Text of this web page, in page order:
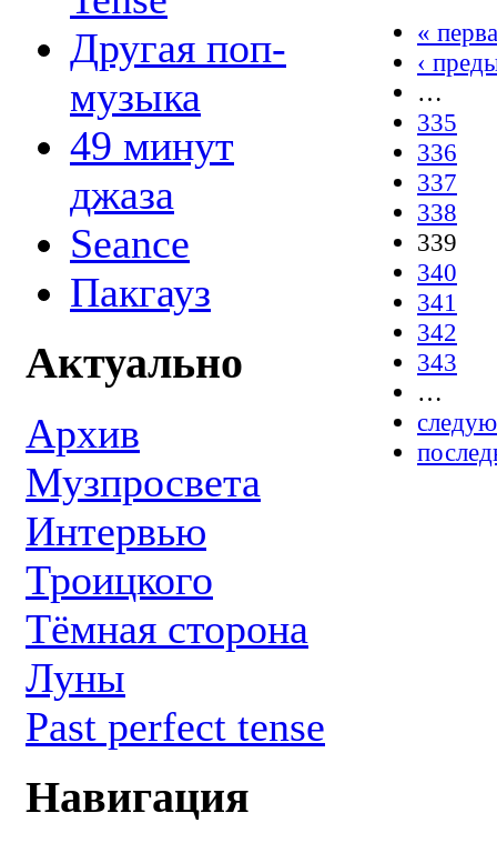
Другая поп-
музыка
49 минут
джаза
Seance
Пакгауз
Актуально
Архив
Музпросвета
Интервью
Троицкого
Тёмная сторона
Луны
Past perfect tense
Навигация
«
‹
…
335
336
337
338
339
340
341
342
343
…